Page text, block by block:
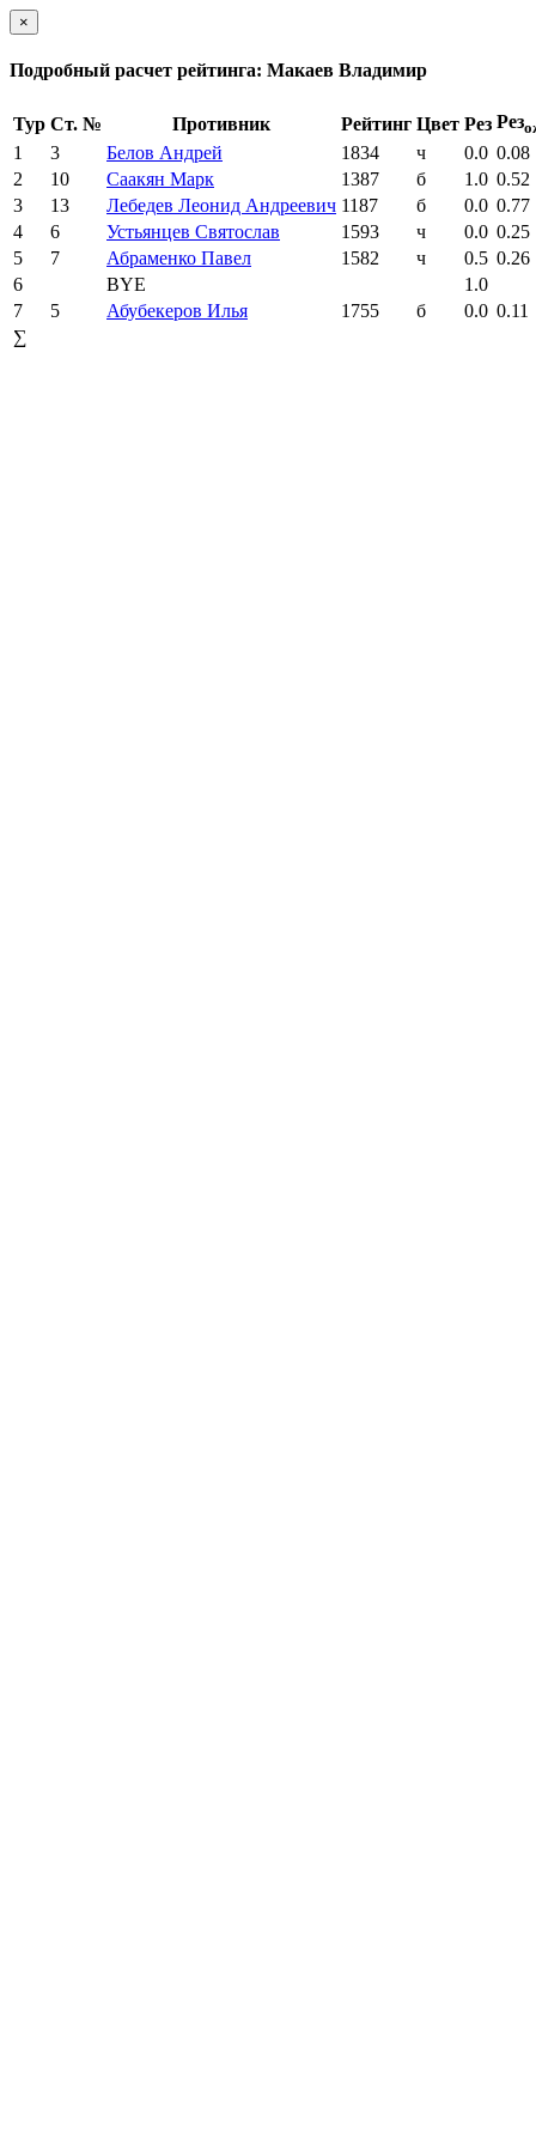
×
Подробный расчет рейтинга: Макаев Владимир
Тур Ст. № Противник Рейтинг Цвет Рез Рез
1 3 Белов Андрей 1834 ч 0.0 0.08
2
10 Саакян Марк 1387 б 1.0 0.52
3
13 Лебедев Леонид Андреевич 1187 б 0.0 0.77
4
6 Устьянцев Святослав 1593 ч 0.0 0.25
5
7 Абраменко Павел 1582 ч 0.5 0.26
6
BYE
1.0
7
5 Абубекеров Илья 1755 б 0.0 0.11
∑